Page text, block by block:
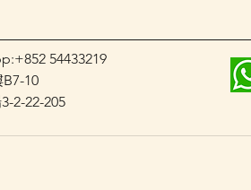
54433219
10
2-22-205